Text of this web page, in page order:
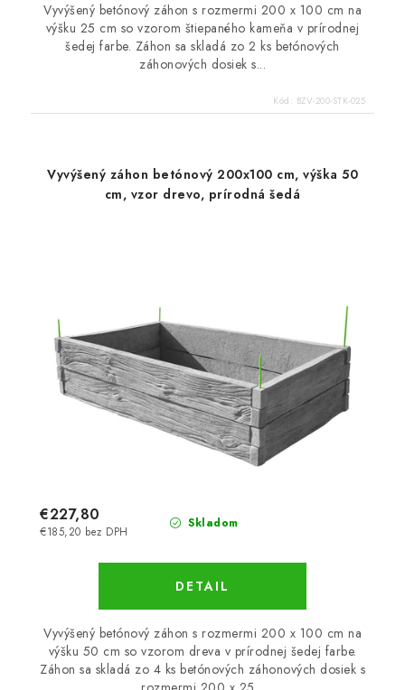
Vyvýšený betónový záhon s rozmermi 200 x 100 cm na
výšku 25 cm so vzorom štiepaného kameňa v prírodnej
šedej farbe. Záhon sa skladá zo 2 ks betónových
záhonových dosiek s...
Kód: BZV-200-STK-025
Vyvýšený záhon betónový 200x100 cm, výška 50
cm, vzor drevo, prírodná šedá
Skladom
€185,20 bez DPH
€227,80
DETAIL
Vyvýšený betónový záhon s rozmermi 200 x 100 cm na
výšku 50 cm so vzorom dreva v prírodnej šedej farbe.
Záhon sa skladá zo 4 ks betónových záhonových dosiek s